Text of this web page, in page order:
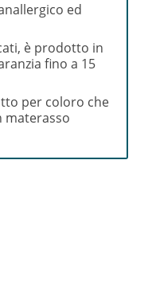
ed
è prodotto in
fino a 15
per coloro che
materasso